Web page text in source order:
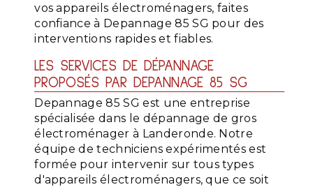
vos appareils électroménagers, faites
confiance à Depannage 85 SG pour des
interventions rapides et fiables.
LES SERVICES DE DÉPANNAGE
PROPOSÉS PAR DEPANNAGE 85 SG
Depannage 85 SG est une entreprise
spécialisée dans le dépannage de gros
électroménager à Landeronde. Notre
équipe de techniciens expérimentés est
formée pour intervenir sur tous types
d'appareils électroménagers, que ce soit